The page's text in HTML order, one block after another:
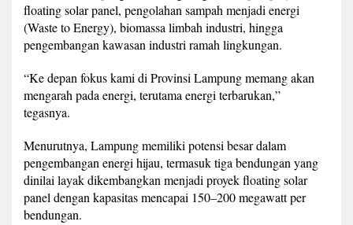
floating solar panel, pengolahan sampah menjadi energi
(Waste to Energy), biomassa limbah industri, hingga
pengembangan kawasan industri ramah lingkungan.
“Ke depan fokus kami di Provinsi Lampung memang akan
mengarah pada energi, terutama energi terbarukan,”
tegasnya.
Menurutnya, Lampung memiliki potensi besar dalam
pengembangan energi hijau, termasuk tiga bendungan yang
dinilai layak dikembangkan menjadi proyek floating solar
panel dengan kapasitas mencapai 150–200 megawatt per
bendungan.